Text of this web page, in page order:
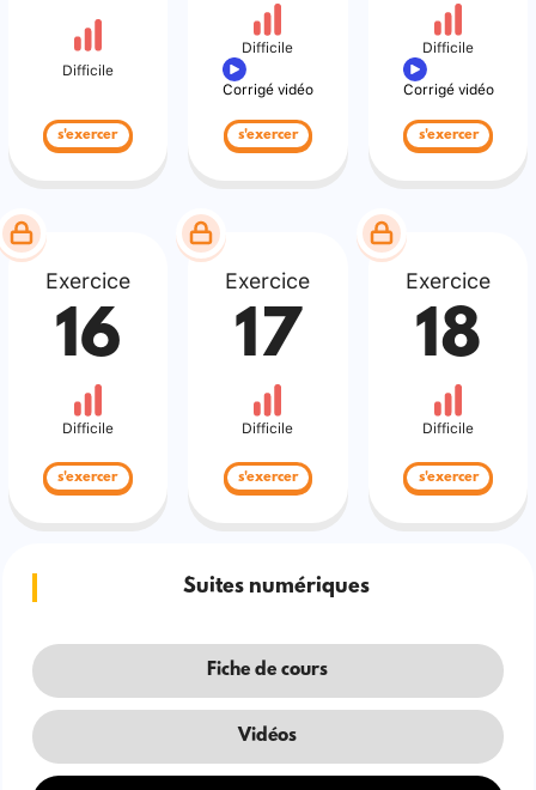
Difficile
s'exercer
Difficile
Corrigé vidéo
s'exercer
Difficile
Corrigé vidéo
s'exercer
Exercice
16
Difficile
s'exercer
Exercice
17
Difficile
s'exercer
Exercice
18
Difficile
s'exercer
Suites numériques
Fiche de cours
Vidéos